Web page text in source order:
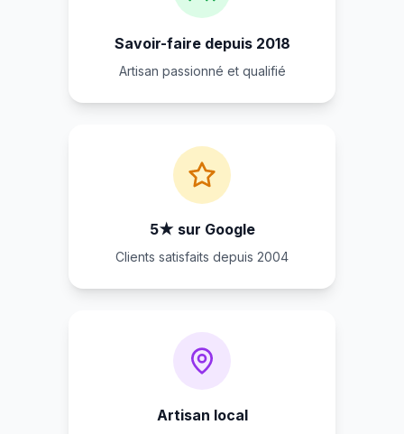
Savoir-faire depuis 2018
Artisan passionné et qualifié
5★ sur Google
Clients satisfaits depuis 2004
Artisan local